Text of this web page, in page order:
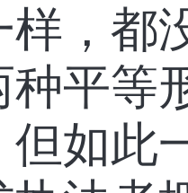
样，都
种平等
但如此